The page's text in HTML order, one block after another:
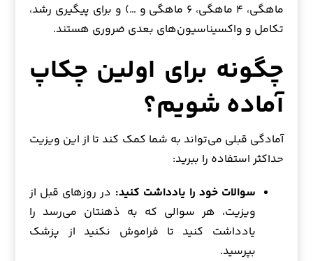
ماهگی، ۴ ماهگی، ۶ ماهگی و …) و برای پیگیری رشد،
تکامل و واکسیناسیون‌های بعدی ضروری هستند.
چگونه برای اولین چکاپ
آماده شویم؟
آمادگی قبلی می‌تواند به شما کمک کند تا از این ویزیت
حداکثر استفاده را ببرید:
سوالات خود را یادداشت کنید: در روزهای قبل از
ویزیت، هر سوالی که به ذهنتان می‌رسد را
یادداشت کنید تا فراموش نکنید از پزشک
بپرسید.